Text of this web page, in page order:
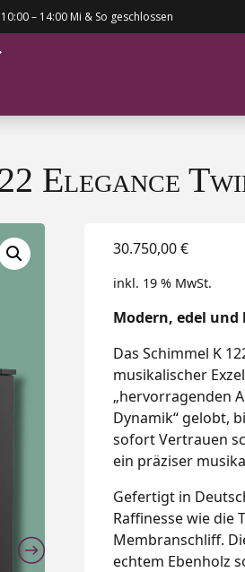
– 14:00 Mi & So geschlossen
Elegance
30.750,00€
inkl. 19 % MwSt.
Modern, edel
Das Schimmel K
musikalischer
„hervorragenden
Dynamik“ gelobt,
sofort Vertrauen
ein präziser
Gefertigt in
Raffinesse wie die
Membranschliff.
echtem Ebenholz